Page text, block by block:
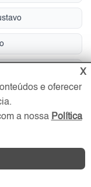
X
e oferecer
a nossa Política